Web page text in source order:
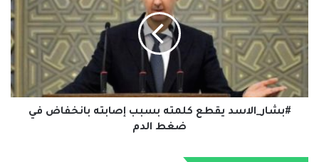
كلمته
بسبب
إصابته
بانخفاض
في
ضغط
الدم
#بشار_الاسد يقطع كلمته بسبب إصابته بانخفاض في
ضغط الدم